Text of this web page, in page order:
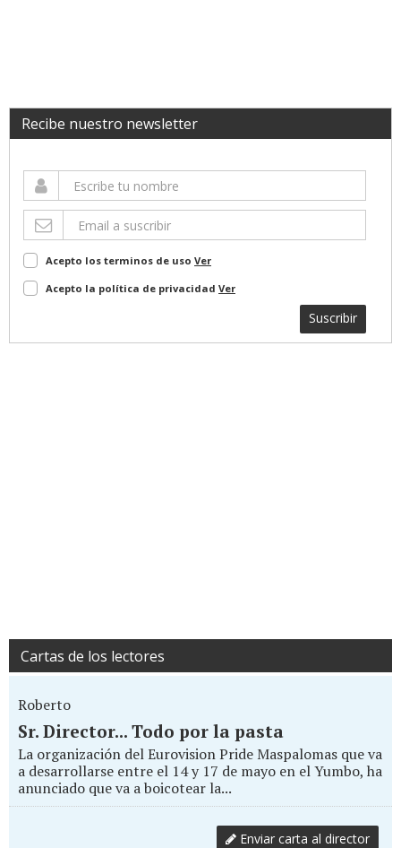
Recibe nuestro newsletter
Acepto los terminos de uso Ver
Acepto la política de privacidad Ver
Suscribir
Cartas de los lectores
Roberto
Sr. Director... Todo por la pasta
La organización del Eurovision Pride Maspalomas que va
a desarrollarse entre el 14 y 17 de mayo en el Yumbo, ha
anunciado que va a boicotear la...
Enviar carta al director